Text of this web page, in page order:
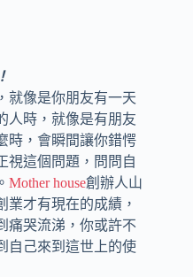
就像是你朋友有一天
人時，就像是有朋友
時，會瞬間讓你錯愕
視這個問題，問問自
Mother house創辦人山
業才有現在的成績，
痛哭流涕，你或許不
自己來到這世上的使